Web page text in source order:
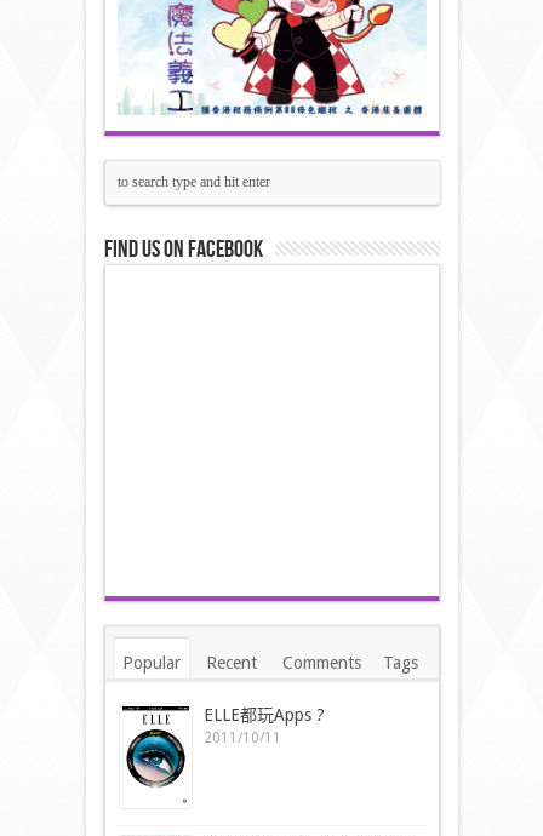
Find us on Facebook
Popular Recent Comments Tags
ELLE都玩Apps ?
2011/10/11